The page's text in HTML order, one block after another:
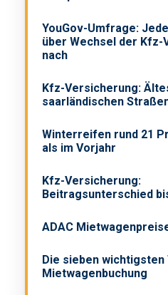
YouGov-Umfrage:
über Wechsel der Kfz-
nach
Kfz-Versicherung:
saarländischen
Winterreifen rund 21
als im Vorjahr
Kfz-Versicherung:
Beitragsunterschied
ADAC
Die sieben wichtigsten
Mietwagenbuchung